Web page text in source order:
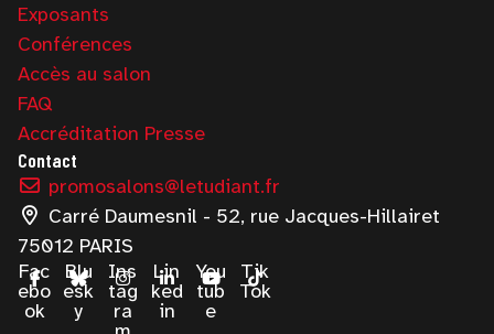
Exposants
Conférences
Accès au salon
FAQ
Accréditation Presse
Contact
promosalons@letudiant.fr
Carré Daumesnil - 52, rue Jacques-Hillairet
75012 PARIS
Fac
ebo
ok
Blu
esk
y
Ins
tag
ra
Lin
ked
in
You
tub
e
Tik
Tok